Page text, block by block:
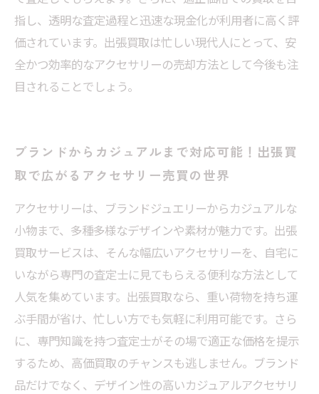
指し、透明な査定過程と迅速な現金化が利用者に高く評
価されています。出張買取は忙しい現代人にとって、安
全かつ効率的なアクセサリーの売却方法として今後も注
目されることでしょう。
ブランドからカジュアルまで対応可能！出張買
取で広がるアクセサリー売買の世界
アクセサリーは、ブランドジュエリーからカジュアルな
小物まで、多種多様なデザインや素材が魅力です。出張
買取サービスは、そんな幅広いアクセサリーを、自宅に
いながら専門の査定士に見てもらえる便利な方法として
人気を集めています。出張買取なら、重い荷物を持ち運
ぶ手間が省け、忙しい方でも気軽に利用可能です。さら
に、専門知識を持つ査定士がその場で適正な価格を提示
するため、高価買取のチャンスも逃しません。ブランド
品だけでなく、デザイン性の高いカジュアルアクセサリ